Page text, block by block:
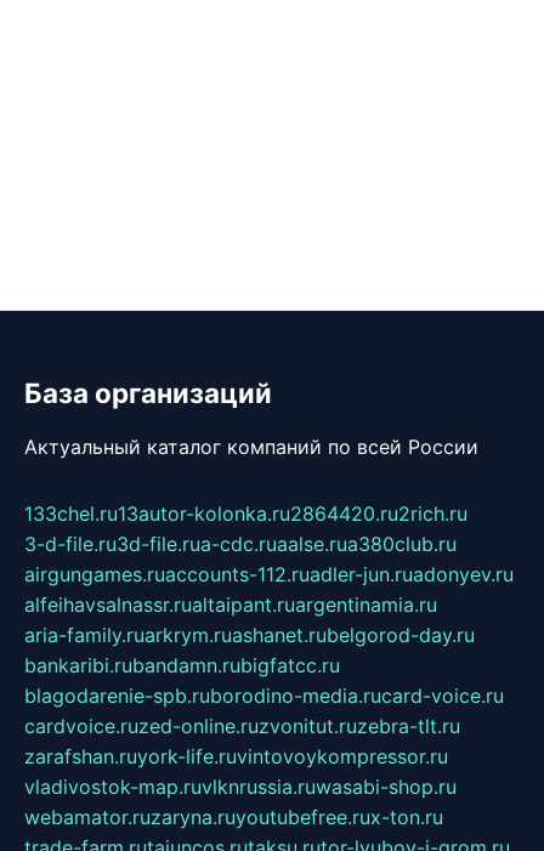
База организаций
Актуальный каталог компаний по всей России
133chel.ru13autor-kolonka.ru2864420.ru2rich.ru
3-d-file.ru3d-file.rua-cdc.ruaalse.rua380club.ru
airgungames.ruaccounts-112.ruadler-jun.ruadonyev.ru
alfeihavsalnassr.rualtaipant.ruargentinamia.ru
aria-family.ruarkrym.ruashanet.rubelgorod-day.ru
bankaribi.rubandamn.rubigfatcc.ru
blagodarenie-spb.ruborodino-media.rucard-voice.ru
cardvoice.ruzed-online.ruzvonitut.ruzebra-tlt.ru
zarafshan.ruyork-life.ruvintovoykompressor.ru
vladivostok-map.ruvlknrussia.ruwasabi-shop.ru
webamator.ruzaryna.ruyoutubefree.rux-ton.ru